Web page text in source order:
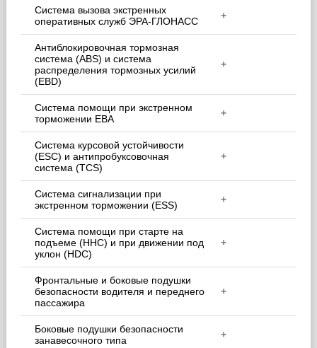
Система вызова экстренных
оперативных служб ЭРА-ГЛОНАСС
+
Антиблокировочная тормозная
система (ABS) и система
распределения тормозных усилий
(EBD)
+
Система помощи при экстренном
торможении EBA
+
Система курсовой устойчивости
(ESC) и антипробуксовочная
система (TCS)
+
Система сигнализации при
экстренном торможении (ESS)
+
Система помощи при старте на
подъеме (HHC) и при движении под
уклон (HDC)
+
Фронтальные и боковые подушки
безопасности водителя и переднего
пассажира
+
Боковые подушки безопасности
занавесочного типа
+